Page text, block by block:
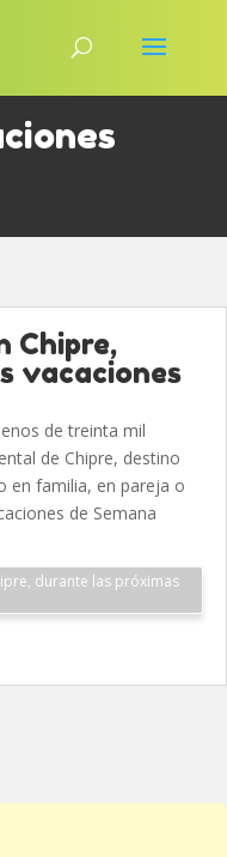
Chipre,
vacaciones
de treinta mil
de Chipre, destino
en familia, en pareja o
de Semana
durante las próximas